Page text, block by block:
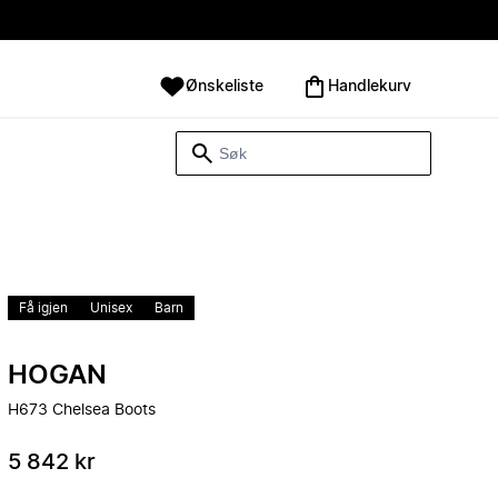
Ønskeliste Handlekurv
Få igjen Unisex Barn
HOGAN
H673 Chelsea Boots
5 842 kr